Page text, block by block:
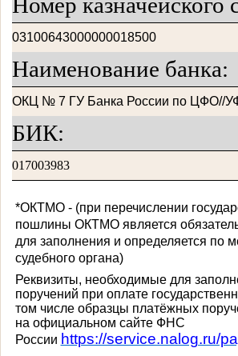
03100643000000018500
Наименование банка:
ОКЦ № 7 ГУ Банка России по ЦФО//
БИК:
017003983
*ОКТМО - (при перечислении
пошлины ОКТМО является
для заполнения и определяется по
судебного органа)
Реквизиты, необходимые для
поручений при оплате
том числе образцы платёжных
на официальном сайте ФНС
России https://service.nalog.ru/